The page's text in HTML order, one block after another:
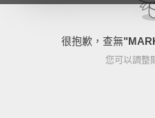
很抱歉，查無"
您可以調整